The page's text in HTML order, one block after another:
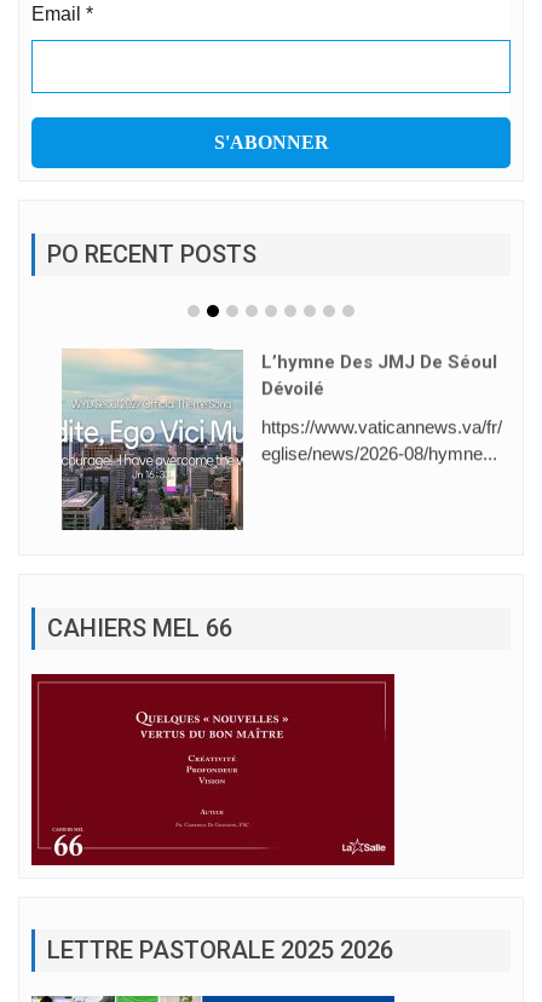
Email *
PO RECENT POSTS
L’hymne Des JMJ De Séoul
Dévoilé
https://www.vaticannews.va/fr/
eglise/news/2026-08/hymne...
CAHIERS MEL 66
LETTRE PASTORALE 2025 2026